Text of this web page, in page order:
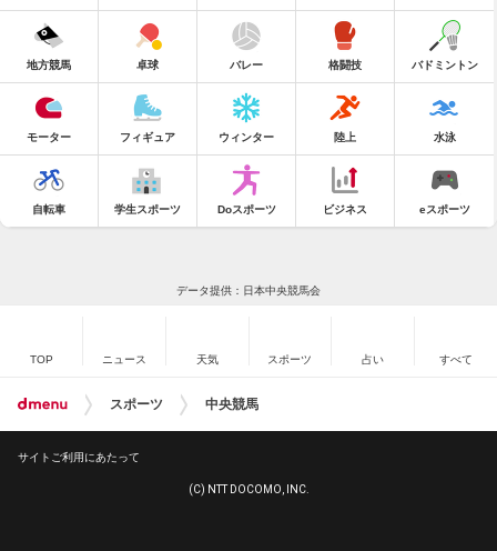
地方競馬 卓球 バレー 格闘技 バドミントン
モーター フィギュア ウィンター 陸上 水泳
自転車 学生スポーツ Doスポーツ ビジネス eスポーツ
データ提供：日本中央競馬会
TOP ニュース 天気 スポーツ 占い すべて
スポーツ 中央競馬
サイトご利用にあたって
(C) NTT DOCOMO, INC.